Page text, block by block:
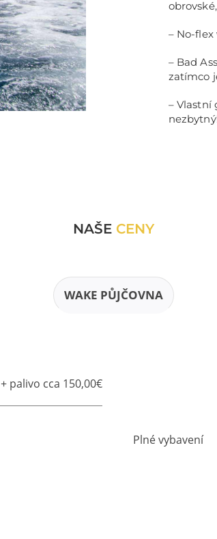
– No-
– Bad
zatímco
– Vlastní
NAŠE CENY
WAKE PŮJČOVNA
+ palivo cca 150,00€
Plné vybavení